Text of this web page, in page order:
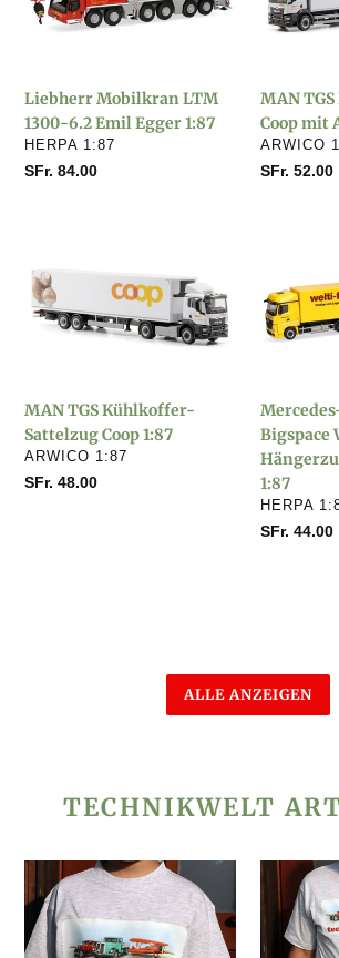
6.2
1:87
Liebherr Mobilkran LTM
1300-6.2 Emil Egger 1:87
VERKÄUFER
HERPA 1:87
Normaler
SFr. 84.00
Coop
1:87
MAN
Coop mit
ARWICO
Normaler
SFr. 52.00
Kühlkoffer-
Sattelzug
MAN TGS Kühlkoffer-
Sattelzug Coop 1:87
VERKÄUFER
ARWICO 1:87
Normaler
SFr. 48.00
Actros
Bigspace
Furrer
1:87
Bigspace
1:87
HERPA
Normaler
SFr. 44.00
ALLE ANZEIGEN
TECHNIKWELT
T-
Shirt
mit
Motiv
T-
Shirt
mit
Motiv